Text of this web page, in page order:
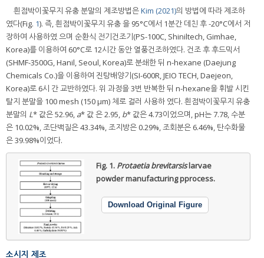
흰점박이꽃무지 유충 분말의 제조방법은Kim (2021)의 방법에 따라 제조하
였다(Fig. 1). 즉, 흰점박이꽃무지 유충 을 95°C에서 1분간 데친 후 -20°C에서 저
장하여 사용하였 으며 순환식 전기건조기(PS-100C, Shiniltech, Gimhae,
Korea)를 이용하여 60°C로 12시간 동안 열풍건조하였다. 건조 후 후드믹서
(SHMF-3500G, Hanil, Seoul, Korea)로 분쇄한 뒤 n-hexane (Daejung
Chemicals Co.)을 이용하여 진탕배양기(SI-600R, JEIO TECH, Daejeon,
Korea)로 6시 간 교반하였다. 위 과정을 3번 반복한 뒤 n-hexane을 휘발 시킨
탈지 분말을 100 mesh (150 μm) 체로 걸러 사용하 였다. 흰점박이꽃무지 유충
분말의 L* 값은 52.96, a* 값 은 2.95, b* 값은 4.73이었으며, pH는 7.78, 수분
은 10.02%, 조단백질은 43.34%, 조지방은 0.29%, 조회분은 6.46%, 탄수화물
은 39.98%이었다.
Fig. 1. Protaetia brevitarsislarvae
powder manufacturing pprocess.
Download Original Figure
소시지 제조